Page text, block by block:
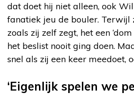
dat doet hij niet alleen, ook
fanatiek jeu de bouler. Terwijl
zoals zij zelf zegt, het een
het beslist nooit ging doen.
snel als zij een keer meedoet,
‘Eigenlijk spelen we